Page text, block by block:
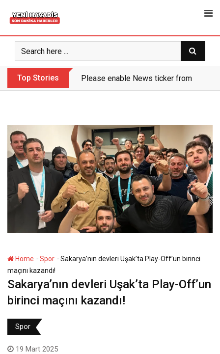
Top Stories Please enable News ticker from the
Home -Spor -Sakarya’nın devleri Uşak’ta Play-Off’un birinci
maçını kazandı!
Sakarya’nın devleri Uşak’ta Play-Off’un
birinci maçını kazandı!
Spor
19 Mart 2025